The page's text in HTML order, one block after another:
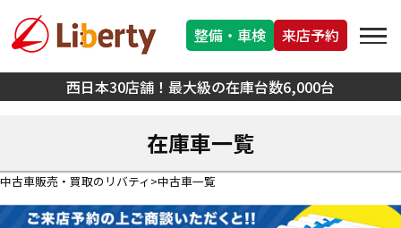
西日本30店舗！最大級の在庫台数6,000台
整備・車検 来店予約
在庫車一覧
中古車販売・買取のリバティ 中古車一覧